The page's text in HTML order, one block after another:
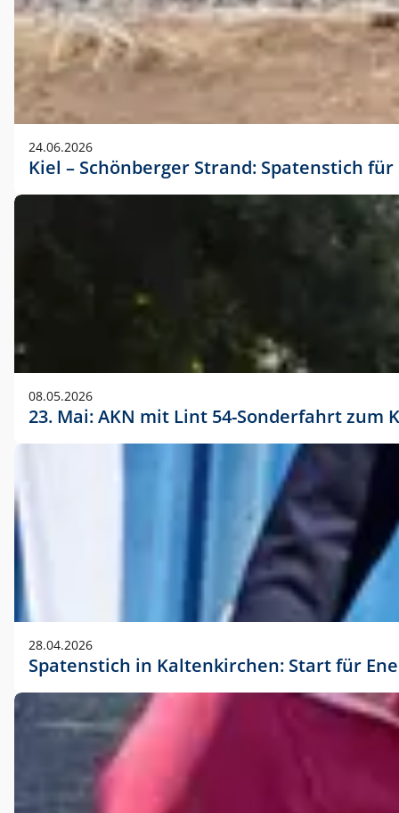
24.06.2026
Kiel – Schönberger Strand: Spatenstich
08.05.2026
23. Mai: AKN mit Lint 54-Sonderfahrt
28.04.2026
Spatenstich in Kaltenkirchen: Start für